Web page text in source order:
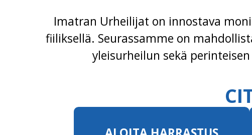
Imatran Urheilijat on innostava
fiiliksellä. Seurassamme on
yleisurheilun sekä